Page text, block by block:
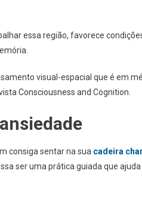
essa região, favorece
visual-espacial que é em
Consciousness and Cognition.
consiga sentar na sua cadeira
ser uma prática guiada que